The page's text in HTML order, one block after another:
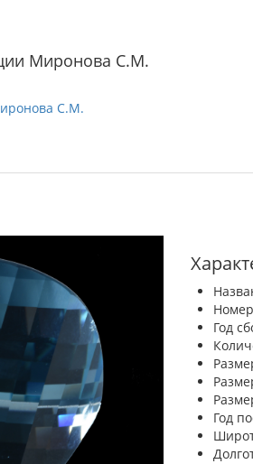
Миронова С.М.
С.М.
Год
Год